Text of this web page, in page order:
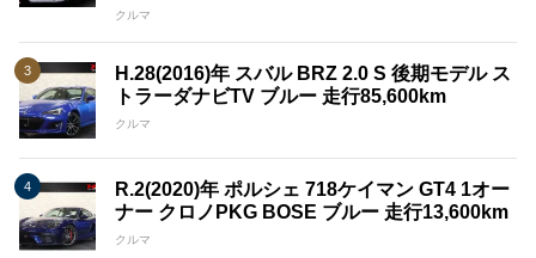
クルマ
H.28(2016)年 スバル BRZ 2.0 S 後期モデル ス
トラーダナビTV ブルー 走行85,600km
クルマ
R.2(2020)年 ポルシェ 718ケイマン GT4 1オー
ナー クロノPKG BOSE ブルー 走行13,600km
クルマ